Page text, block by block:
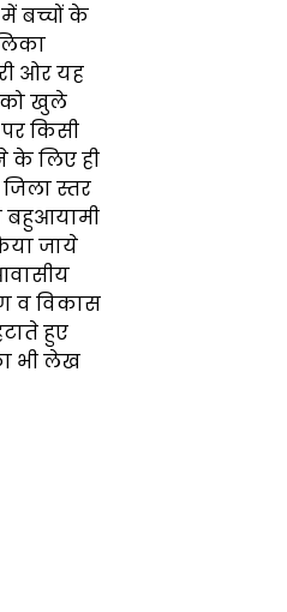
में बच्चों के
ओर यह
को खुले
किसी
के लिए ही
स्तर
बहुआयामी
जाये
व विकास
हुए
भी लेख